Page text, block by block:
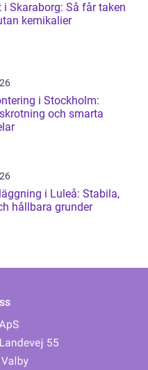
i Skaraborg: Så får taken
kemikalier
i Stockholm:
och smarta
i Luleå: Stabila,
hållbara grunder